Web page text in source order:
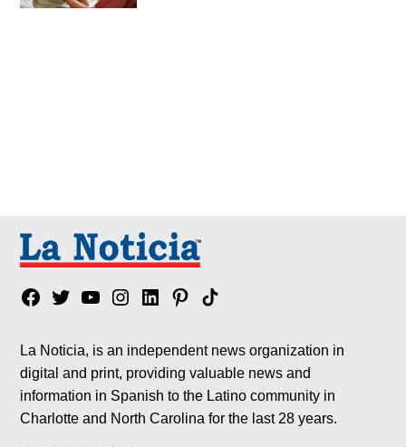
Facebook
TwitterYouTubeInstagram
LinkedinPinterest
Tik
La Noticia, is an independent news organization in
digital and print, providing valuable news and
information in Spanish to the Latino community in
Charlotte and North Carolina for the last 28 years.